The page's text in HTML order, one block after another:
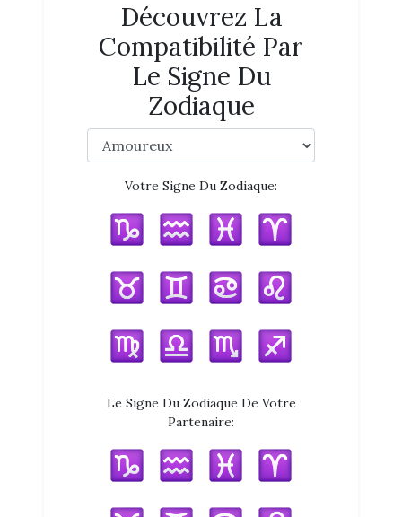
Découvrez La
Compatibilité Par
Le Signe Du
Zodiaque
Votre Signe Du Zodiaque:
Le Signe Du Zodiaque De Votre
Partenaire: